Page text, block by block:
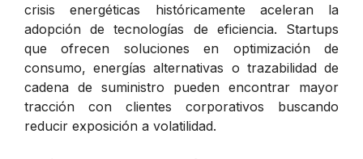
crisis energéticas históricamente aceleran la
adopción de tecnologías de eficiencia. Startups
que ofrecen soluciones en optimización de
consumo, energías alternativas o trazabilidad de
cadena de suministro pueden encontrar mayor
tracción con clientes corporativos buscando
reducir exposición a volatilidad.